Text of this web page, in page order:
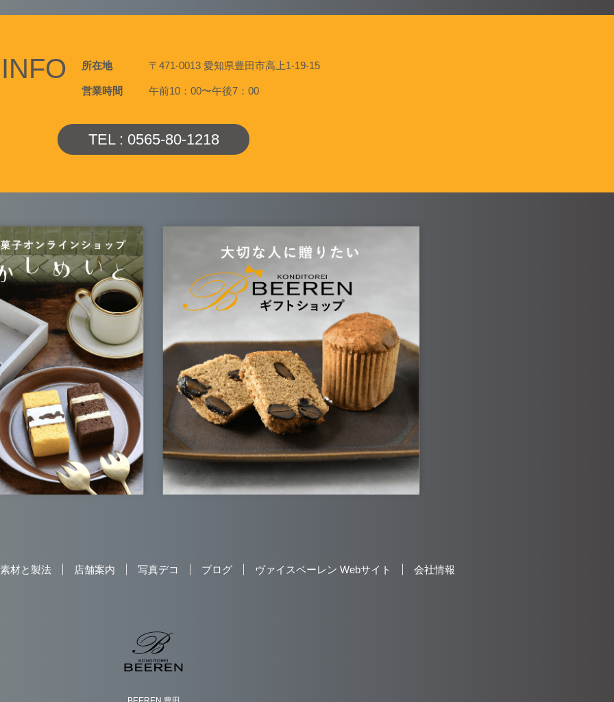
所在地 〒471-0013 愛知県豊田市高上1-19-15
営業時間 午前10：00〜午後7：00
TEL : 0565-80-1218
素材と製法 店舗案内 写真デコ ブログ ヴァイスベーレン Webサイト 会社情報